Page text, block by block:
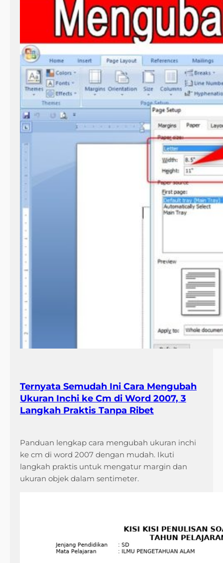
Ternyata Semudah Ini Cara Mengubah
Ukuran Inchi ke Cm di Word 2007, 3
Langkah Praktis Tanpa Ribet
Panduan lengkap cara mengubah ukuran inchi
ke cm di word 2007 dengan mudah. Ikuti
langkah praktis untuk mengatur margin dan
ukuran objek dalam sentimeter.